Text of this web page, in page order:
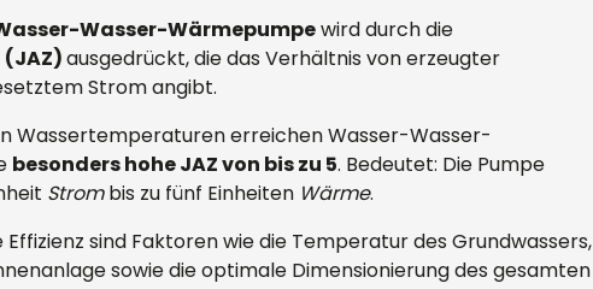
Wasser-Wärmepumpewird durch die
ausgedrückt, die das Verhältnis von erzeugter
Strom angibt.
Wassertemperaturen erreichen Wasser-Wasser-
besonders hohe JAZ von bis zu 5. Bedeutet: Die Pumpe
Strombis zu fünf Einheiten Wärme.
sind Faktoren wie die Temperatur des Grundwassers,
sowie die optimale Dimensionierung des gesamten